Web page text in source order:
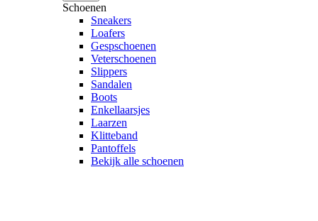
Schoenen
Sneakers
Loafers
Gespschoenen
Veterschoenen
Slippers
Sandalen
Boots
Enkellaarsjes
Laarzen
Klitteband
Pantoffels
Bekijk alle schoenen